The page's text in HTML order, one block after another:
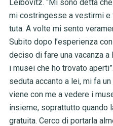
Leibovitz. “Mi sono detta
mi costringesse a vestirmi e
tuta. A volte mi sento
Subito dopo l’esperienza
deciso di fare una vacanza
i musei che ho trovato
seduta accanto a lei, mi fa
viene con me a vedere i
insieme, soprattutto quando
gratuita. Cerco di portarla